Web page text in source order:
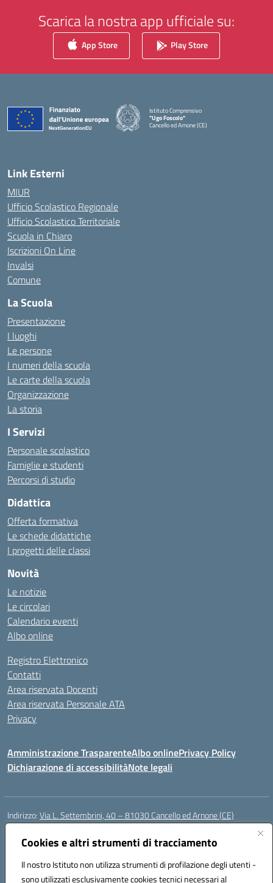
Cookies e altri strumenti di tracciamento
Il nostro Istituto non utilizza strumenti di profilazione degli utenti -
sono utilizzati esclusivamente cookies tecnici necessari al
Scarica la nostra app ufficiale su:
App Store Play Store
Istituto Comprensivo
"Ugo Foscolo"
Cancello ed Arnone (CE)
Link Esterni
MIUR
Ufficio Scolastico Regionale
Ufficio Scolastico Territoriale
Scuola in Chiaro
Iscrizioni On Line
Invalsi
Comune
La Scuola
Presentazione
I luoghi
Le persone
I numeri della scuola
Le carte della scuola
Organizzazione
La storia
I Servizi
Personale scolastico
Famiglie e studenti
Percorsi di studio
Didattica
Offerta formativa
Le schede didattiche
I progetti delle classi
Novità
Le notizie
Le circolari
Calendario eventi
Albo online
Registro Elettronico
Contatti
Area riservata Docenti
Area riservata Personale ATA
Privacy
Amministrazione TrasparenteAlbo onlinePrivacy Policy
Dichiarazione di accessibilitàNote legali
Indirizzo:Via L. Settembrini, 40 – 81030 Cancello ed Arnone (CE)
Centralino:
Posta elettronica certificata (PEC):ceic818008@pec.istruzione.it
Codice fiscale: 80009710619
Codice meccanografico:CEIC818008